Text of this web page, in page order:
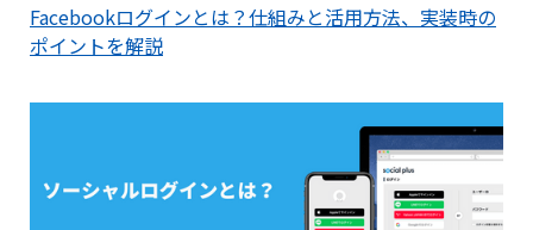
Facebookログインとは？仕組みと活用方法、実装時の
ポイントを解説